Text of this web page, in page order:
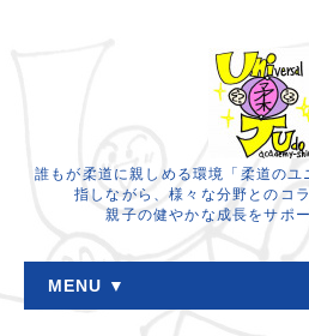
誰もが柔道に親しめる環境「柔道のユ
指しながら、様々な分野とのコ
親子の健やかな成長をサポ
MENU ▼